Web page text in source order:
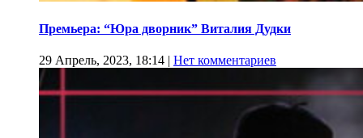
Премьера: “Юра дворник” Виталия Дудки
29 Апрель, 2023, 18:14 | Нет комментариев